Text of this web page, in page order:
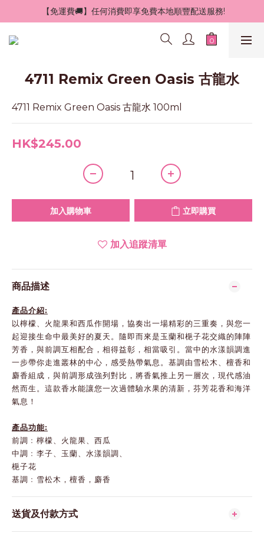
【免運費🚚】任何消費即享免費本地順豐配送服務!
4711 Remix Green Oasis 古龍水
4711 Remix Green Oasis 古龍水 100ml
HK$245.00
加入購物車 立即購買
加入追蹤清單
商品描述
產品介紹:
以檸檬、火龍果和西瓜作開場，協奏出一場精彩的三重奏，與您一
起迎接生命中最美好的夏天。隨即而來是玉蘭和梔子花交織的陣陣
芳香，與前調互相配合，相得益彰，相當吸引。當中的水漾韻調進
一步帶你走進叢林的中心，感受熱帶氣息。基調由雪松木、檀香和
麝香組成，與前調形成強列對比，將香氣推上另一層次，現代感油
然而生。這款香水能讓您一次過體驗水果的清新，芬芳花香和海洋
氣息！
產品功能:
前調﹕檸檬、火龍果、西瓜
中調﹕李子、玉蘭、水漾韻調、
梔子花
基調﹕雪松木，檀香，麝香
送貨及付款方式